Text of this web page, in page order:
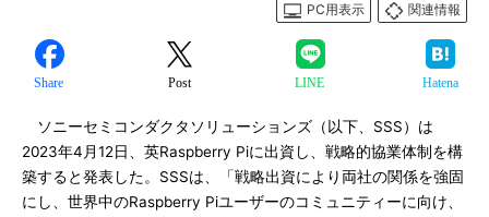
PC用表示
関連情報
Share Post LINE Hatena
ソニーセミコンダクタソリューションズ（以下、SSS）は
2023年4月12日、英Raspberry Piに出資し、戦略的協業体制を構
築すると発表した。SSSは、「戦略出資により両社の関係を強固
にし、世界中のRaspberry Piユーザーのコミュニティーに向け、